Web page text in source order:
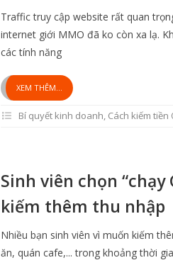
Traffic truy cập website rất quan
internet giới MMO đã ko còn xa lạ.
các tính năng
XEM THÊM...
Bí quyết kinh doanh, Cách kiếm tiền
Sinh viên chọn “chạy
kiếm thêm thu nhập
Nhiều bạn sinh viên vì muốn kiếm
ăn, quán cafe,... trong khoảng thời